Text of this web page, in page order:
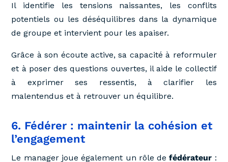
Il identifie les tensions naissantes, les conflits
potentiels ou les déséquilibres dans la dynamique
de groupe et intervient pour les apaiser.
Grâce à son écoute active, sa capacité à reformuler
et à poser des questions ouvertes, il aide le collectif
à exprimer ses ressentis, à clarifier les
malentendus et à retrouver un équilibre.
6. Fédérer : maintenir la cohésion et
l’engagement
Le manager joue également un rôle defédérateur :